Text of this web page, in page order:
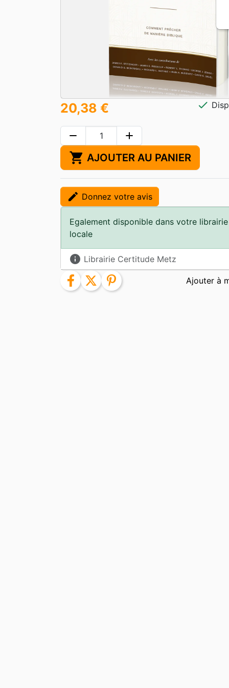
20,38 € check
remove add
shopping_cart AJOUTER AU PANIER
edit Donnez votre avis
Egalement disponible dans votre librairie
locale
info Librairie Certitude Metz
facebook twitter pinterest